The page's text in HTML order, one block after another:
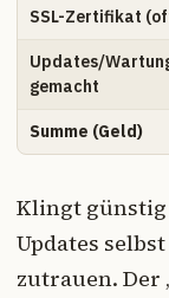
SSL-Zertifikat
Updates/
gemacht
Summe (Geld)
Klingt günstig
Updates
zutrauen. Der